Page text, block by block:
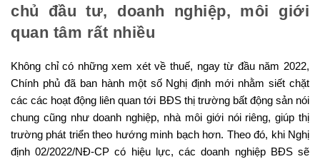
chủ đầu tư, doanh nghiệp, môi giới
quan tâm rất nhiều
Không chỉ có những xem xét về thuế, ngay từ đầu năm 2022,
Chính phủ đã ban hành một số Nghị định mới nhằm siết chặt
các các hoạt động liên quan tới BĐS thị trường bất động sản nói
chung cũng như doanh nghiệp, nhà môi giới nói riêng, giúp thị
trường phát triển theo hướng minh bạch hơn. Theo đó, khi Nghị
định 02/2022/NĐ-CP có hiệu lực, các doanh nghiệp BĐS sẽ